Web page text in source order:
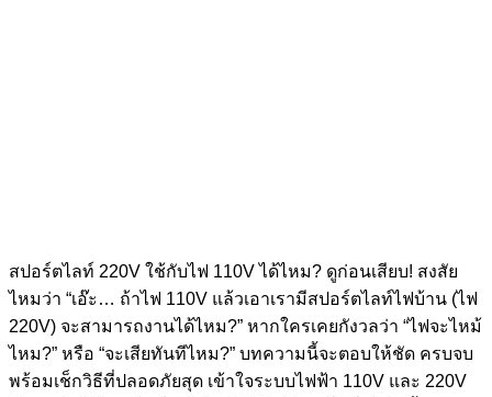
สปอร์ตไลท์ 220V ใช้กับไฟ 110V ได้ไหม? ดูก่อนเสียบ! สงสัย
ไหมว่า “เอ๊ะ… ถ้าไฟ 110V แล้วเอาเรามีสปอร์ตไลท์ไฟบ้าน (ไฟ
220V) จะสามารถงานได้ไหม?” หากใครเคยกังวลว่า “ไฟจะไหม้
ไหม?” หรือ “จะเสียทันทีไหม?” บทความนี้จะตอบให้ชัด ครบจบ
พร้อมเช็กวิธีที่ปลอดภัยสุด เข้าใจระบบไฟฟ้า 110V และ 220V